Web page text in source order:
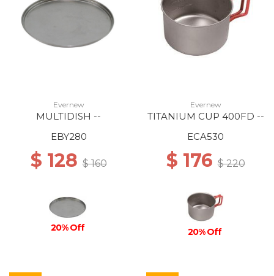
Evernew
MULTIDISH --
EBY280
$ 128$ 160
20% Off
Evernew
TITANIUM CUP 400FD --
ECA530
$ 176$ 220
20% Off